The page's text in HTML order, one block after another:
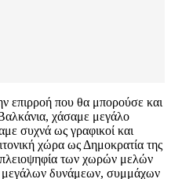
επιρροή που θα μπορούσε και
χάσαμε μεγάλο
συχνά ως γραφικοί και
χώρα ως Δημοκρατία της
των χωρών μελών
δυνάμεων, συμμάχων